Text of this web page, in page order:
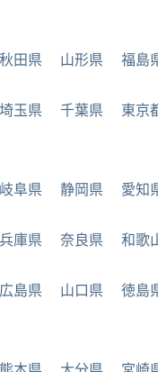
秋田県 山形県 福島
埼玉県 千葉県
東京
岐阜県 静岡県 愛知
兵庫県 奈良県 和歌
広島県 山口県
徳島